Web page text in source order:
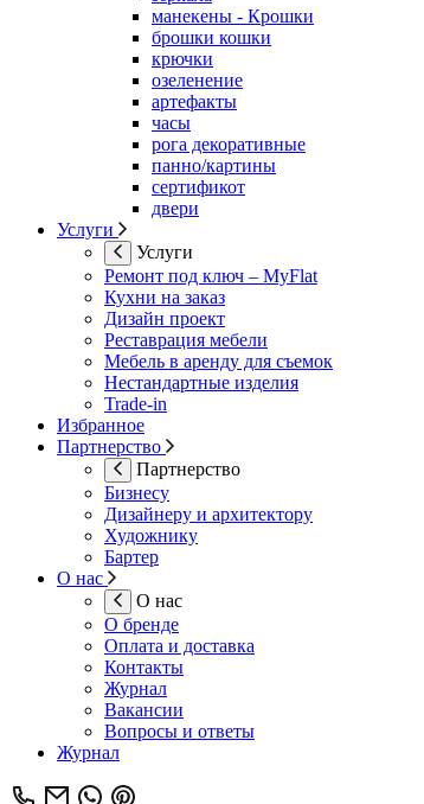
манекены - Крошки
брошки кошки
крючки
озеленение
артефакты
часы
рога декоративные
панно/картины
сертификот
двери
Услуги
Услуги
Ремонт под ключ – MyFlat
Кухни на заказ
Дизайн проект
Реставрация мебели
Мебель в аренду для съемок
Нестандартные изделия
Trade-in
Избранное
Партнерство
Партнерство
Бизнесу
Дизайнеру и архитектору
Художнику
Бартер
О нас
О нас
О бренде
Оплата и доставка
Контакты
Журнал
Вакансии
Вопросы и ответы
Журнал